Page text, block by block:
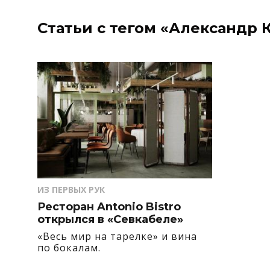
Статьи с тегом «Александр
ИЗ ПЕРВЫХ РУК
Ресторан Antonio Bistro
открылся в «Севкабеле»
«Весь мир на тарелке» и вина
по бокалам.